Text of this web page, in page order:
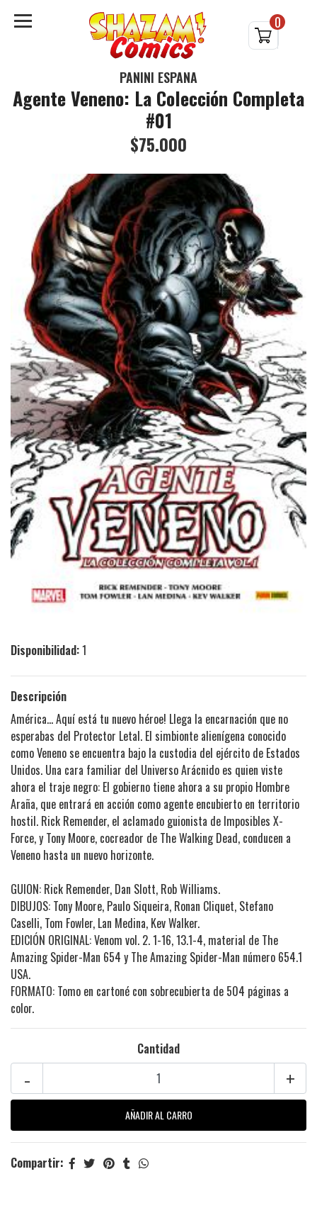
0
PANINI ESPAÑA
Agente Veneno: La Colección Completa
#01
$75.000
Disponibilidad:1
Descripción
América... Aquí está tu nuevo héroe! Llega la encarnación que no
esperabas del Protector Letal. El simbionte alienígena conocido
como Veneno se encuentra bajo la custodia del ejército de Estados
Unidos. Una cara familiar del Universo Arácnido es quien viste
ahora el traje negro: El gobierno tiene ahora a su propio Hombre
Araña, que entrará en acción como agente encubierto en territorio
hostil. Rick Remender, el aclamado guionista de Imposibles X-
Force, y Tony Moore, cocreador de The Walking Dead, conducen a
Veneno hasta un nuevo horizonte.
GUION: Rick Remender, Dan Slott, Rob Williams.
DIBUJOS: Tony Moore, Paulo Siqueira, Ronan Cliquet, Stefano
Caselli, Tom Fowler, Lan Medina, Kev Walker.
EDICIÓN ORIGINAL: Venom vol. 2. 1-16, 13.1-4, material de The
Amazing Spider-Man 654 y The Amazing Spider-Man número 654.1
USA.
FORMATO: Tomo en cartoné con sobrecubierta de 504 páginas a
color.
Cantidad
+
-
Compartir: